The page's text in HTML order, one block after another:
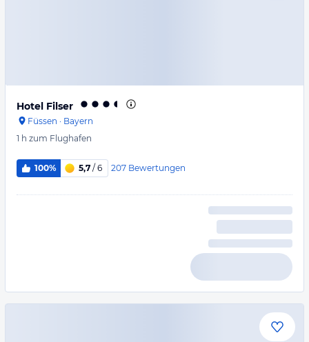
Hotel Filser
Füssen · Bayern
1 h zum Flughafen
100% 5,7 / 6 207 Bewertungen